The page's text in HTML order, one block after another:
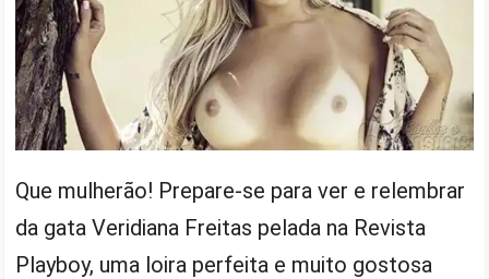
Que mulherão! Prepare-se para ver e relembrar
da gata Veridiana Freitas pelada na Revista
Playboy, uma loira perfeita e muito gostosa